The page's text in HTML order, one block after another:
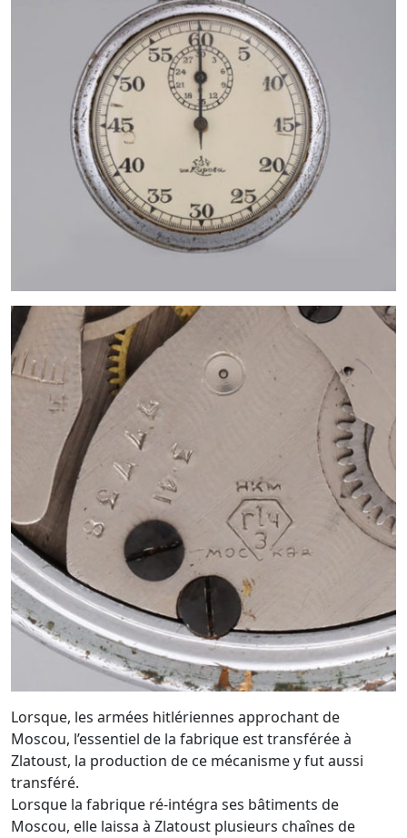
Lorsque, les armées hitlériennes approchant de
Moscou, l’essentiel de la fabrique est transférée à
Zlatoust, la production de ce mécanisme y fut aussi
transféré.
Lorsque la fabrique ré-intégra ses bâtiments de
Moscou, elle laissa à Zlatoust plusieurs chaînes de